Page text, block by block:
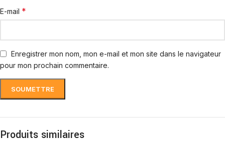
E-mail *
Enregistrer mon nom, mon e-mail et mon site dans le navigateur
pour mon prochain commentaire.
Produits similaires